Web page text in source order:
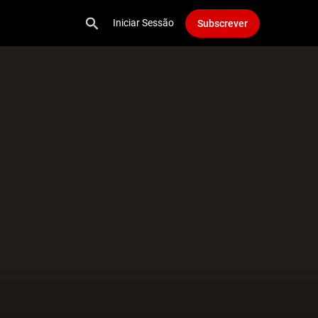
Iniciar Sessão Subscrever